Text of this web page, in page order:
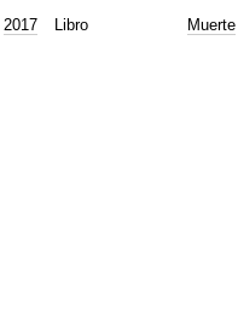
2017 Libro Muerte